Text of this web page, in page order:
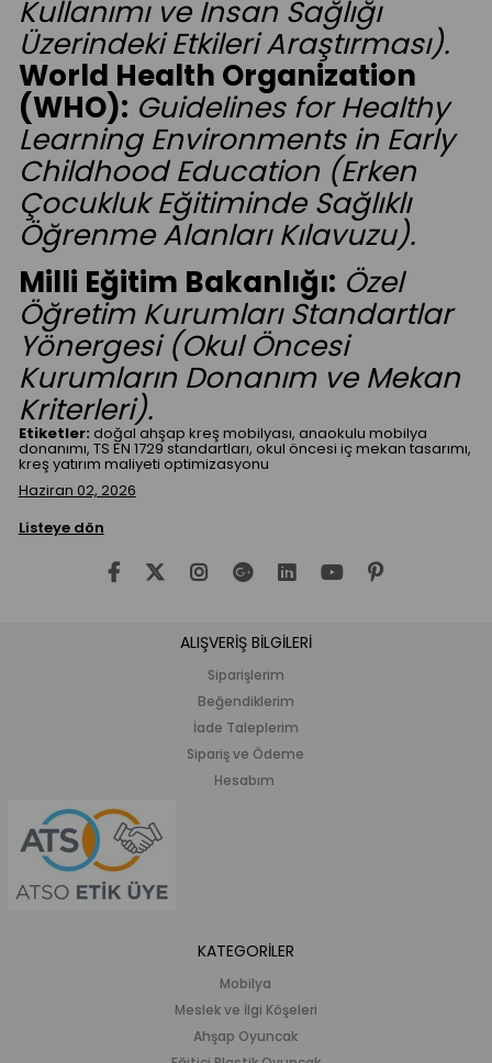
Kullanımı ve İnsan Sağlığı
Üzerindeki Etkileri Araştırması).
World Health Organization
(WHO): Guidelines for Healthy
Learning Environments in Early
Childhood Education (Erken
Çocukluk Eğitiminde Sağlıklı
Öğrenme Alanları Kılavuzu).
Milli Eğitim Bakanlığı: Özel
Öğretim Kurumları Standartlar
Yönergesi (Okul Öncesi
Kurumların Donanım ve Mekan
Kriterleri).
Etiketler: doğal ahşap kreş mobilyası, anaokulu mobilya
donanımı, TS EN 1729 standartları, okul öncesi iç mekan tasarımı,
kreş yatırım maliyeti optimizasyonu
Haziran 02, 2026
Listeye dön
ALIŞVERİŞ BİLGİLERİ
Siparişlerim
Beğendiklerim
İade Taleplerim
Sipariş ve Ödeme
Hesabım
KATEGORİLER
Mobilya
Meslek ve İlgi Köşeleri
Ahşap Oyuncak